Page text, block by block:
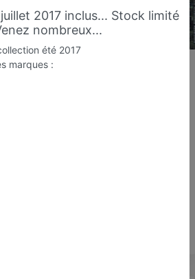
Chaussures
09:30
2017 inclus... Stock limité
nombreux...
été 2017
marques :